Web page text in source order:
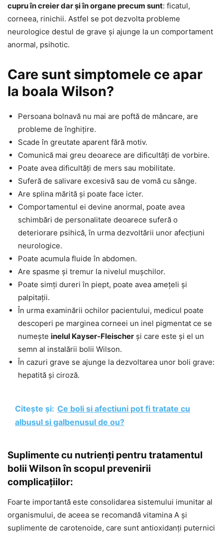
cupru în creier dar și în organe precum sunt: ficatul,
corneea, rinichii. Astfel se pot dezvolta probleme
neurologice destul de grave și ajunge la un comportament
anormal, psihotic.
Care sunt simptomele ce apar
la boala Wilson?
Persoana bolnavă nu mai are poftă de mâncare, are
probleme de înghițire.
Scade în greutate aparent fără motiv.
Comunică mai greu deoarece are dificultăți de vorbire.
Poate avea dificultăți de mers sau mobilitate.
Suferă de salivare excesivă sau de vomă cu sânge.
Are splina mărită și poate face icter.
Comportamentul ei devine anormal, poate avea
schimbări de personalitate deoarece suferă o
deteriorare psihică, în urma dezvoltării unor afecțiuni
neurologice.
Poate acumula fluide în abdomen.
Are spasme și tremur la nivelul mușchilor.
Poate simți dureri în piept, poate avea amețeli și
palpitații.
În urma examinării ochilor pacientului, medicul poate
descoperi pe marginea corneei un inel pigmentat ce se
numește inelul Kayser-Fleischer și care este și el un
semn al instalării bolii Wilson.
În cazuri grave se ajunge la dezvoltarea unor boli grave:
hepatită și ciroză.
Citește și: Ce boli si afectiuni pot fi tratate cu
albusul si galbenusul de ou?
Suplimente cu nutrienți pentru tratamentul
bolii Wilson în scopul prevenirii
complicațiilor:
Foarte importantă este consolidarea sistemului imunitar al
organismului, de aceea se recomandă vitamina A și
suplimente de carotenoide, care sunt antioxidanți puternici